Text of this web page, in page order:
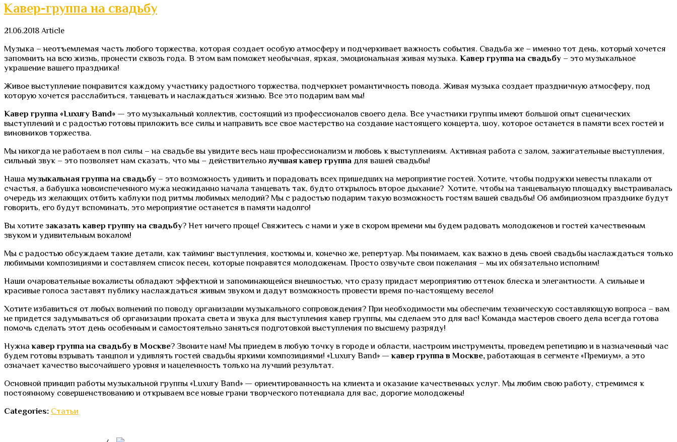
Кавер-группа на свадьбу
21.06.2018 Article
Музыка – неотъемлемая часть любого торжества, которая создает особую атмосферу и подчеркивает важность события. Свадьба же – именно тот день, который хочется
запомнить на всю жизнь, пронести сквозь года. В этом вам поможет необычная, яркая, эмоциональная живая музыка. Кавер группа на свадьбу – это музыкальное
украшение вашего праздника!
Живое выступление понравится каждому участнику радостного торжества, подчеркнет романтичность повода. Живая музыка создает праздничную атмосферу, под
которую хочется расслабиться, танцевать и наслаждаться жизнью. Все это подарим вам мы!
Кавер группа «Luxury Band» — это музыкальный коллектив, состоящий из профессионалов своего дела. Все участники группы имеют большой опыт сценических
выступлений и с радостью готовы приложить все силы и направить все свое мастерство на создание настоящего концерта, шоу, которое останется в памяти всех гостей и
виновников торжества.
Мы никогда не работаем в пол силы – на свадьбе вы увидите весь наш профессионализм и любовь к выступлениям. Активная работа с залом, зажигательные выступления,
сильный звук – это позволяет нам сказать, что мы – действительно лучшая кавер группа для вашей свадьбы!
Наша музыкальная группа на свадьбу – это возможность удивить и порадовать всех пришедших на мероприятие гостей. Хотите, чтобы подружки невесты плакали от
счастья, а бабушка новоиспеченного мужа неожиданно начала танцевать так, будто открылось второе дыхание? Хотите, чтобы на танцевальную площадку выстраивалась
очередь из желающих отбить каблуки под ритмы любимых мелодий? Мы с радостью подарим такую возможность гостям вашей свадьбы! Об амбициозном празднике будут
говорить, его будут вспоминать, это мероприятие останется в памяти надолго!
Вы хотите заказать кавер группу на свадьбу? Нет ничего проще! Свяжитесь с нами и уже в скором времени мы будем радовать молодоженов и гостей качественным
звуком и удивительным вокалом!
Мы с радостью обсуждаем такие детали, как тайминг выступления, костюмы и, конечно же, репертуар. Мы понимаем, как важно в день своей свадьбы наслаждаться только
любимыми композициями и составляем список песен, которые понравятся молодоженам. Просто озвучьте свои пожелания – мы их обязательно исполним!
Наши очаровательные вокалисты обладают эффектной и запоминающейся внешностью, что сразу придаст мероприятию оттенок блеска и элегантности. А сильные и
красивые голоса заставят публику наслаждаться живым звуком и дадут возможность провести время по-настоящему весело!
Хотите избавиться от любых волнений по поводу организации музыкального сопровождения? При необходимости мы обеспечим техническую составляющую вопроса – вам
не придется задумываться об организации проката света и звука для выступления кавер группы, мы сделаем это для вас! Команда мастеров своего дела всегда готова
помочь сделать этот день особенным и самостоятельно заняться подготовкой выступления по высшему разряду!
Нужна кавер группа на свадьбу в Москве? Звоните нам! Мы приедем в любую точку в городе и области, настроим инструменты, проведем репетицию и в назначенный час
будем готовы взрывать танцпол и удивлять гостей свадьбы яркими композициями! «Luxury Band» —кавер группа в Москве,работающая в сегменте «Премиум», а это
означает качество высочайшего уровня и нацеленность только на лучший результат.
Основной принцип работы музыкальной группы «Luxury Band» — ориентированность на клиента и оказание качественных услуг. Мы любим свою работу, стремимся к
постоянному совершенствованию и открываем все новые грани творческого потенциала для вас, дорогие молодожены!
Categories: Статьи